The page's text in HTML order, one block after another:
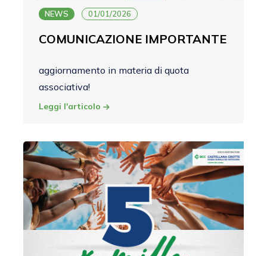
NEWS 01/01/2026
COMUNICAZIONE IMPORTANTE
aggiornamento in materia di quota
associativa!
Leggi l'articolo